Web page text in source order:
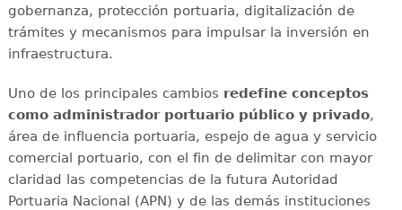
gobernanza, protección portuaria, digitalización de
trámites y mecanismos para impulsar la inversión en
infraestructura.
Uno de los principales cambios redefine conceptos
como administrador portuario público y privado,
área de influencia portuaria, espejo de agua y servicio
comercial portuario, con el fin de delimitar con mayor
claridad las competencias de la futura Autoridad
Portuaria Nacional (APN) y de las demás instituciones